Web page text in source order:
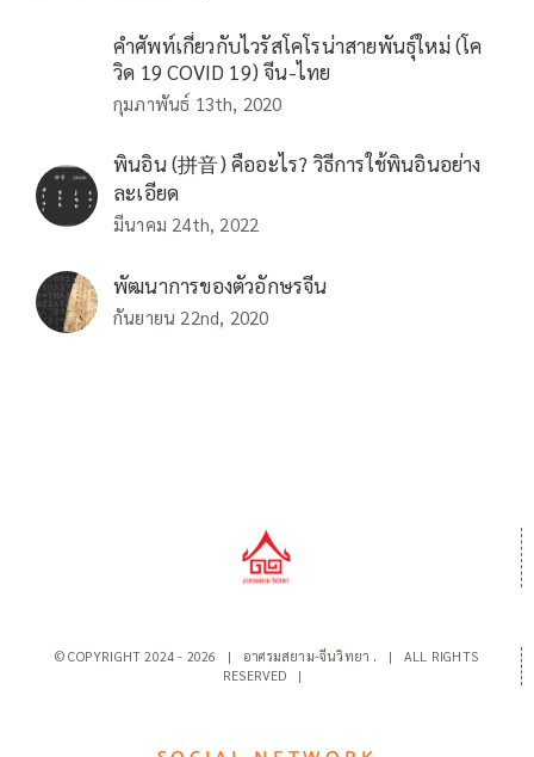
คำศัพท์เกี่ยวกับไวรัสโคโรน่าสายพันธุ์ใหม่ (โค
วิด 19 COVID 19) จีน-ไทย
กุมภาพันธ์ 13th, 2020
พินอิน (拼音) คืออะไร? วิธีการใช้พินอินอย่าง
ละเอียด
มีนาคม 24th, 2022
พัฒนาการของตัวอักษรจีน
กันยายน 22nd, 2020
© COPYRIGHT 2024 - 2026 | อาศรมสยาม-จีนวิทยา .
| ALL RIGHTS
RESERVED |